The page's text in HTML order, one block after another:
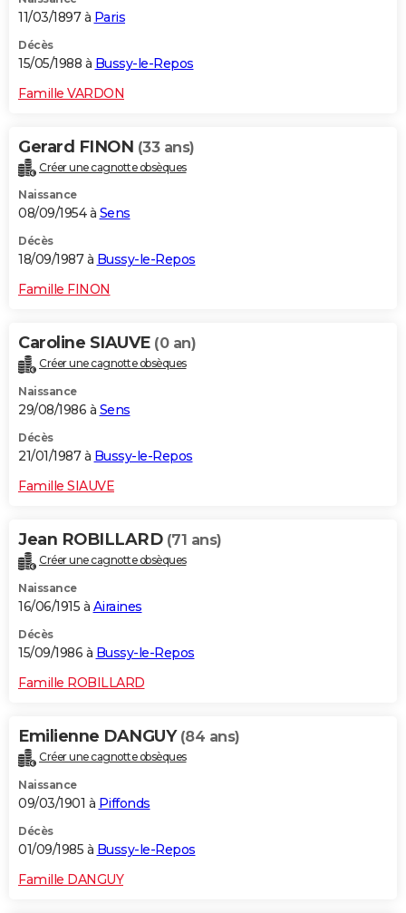
11/03/1897 à Paris
Décès
15/05/1988 à Bussy-le-Repos
Famille VARDON
Gerard FINON (33 ans)
Créer une cagnotte obsèques
Naissance
08/09/1954 à Sens
Décès
18/09/1987 à Bussy-le-Repos
Famille FINON
Caroline SIAUVE (0 an)
Créer une cagnotte obsèques
Naissance
29/08/1986 à Sens
Décès
21/01/1987 à Bussy-le-Repos
Famille SIAUVE
Jean ROBILLARD (71 ans)
Créer une cagnotte obsèques
Naissance
16/06/1915 à Airaines
Décès
15/09/1986 à Bussy-le-Repos
Famille ROBILLARD
Emilienne DANGUY (84 ans)
Créer une cagnotte obsèques
Naissance
09/03/1901 à Piffonds
Décès
01/09/1985 à Bussy-le-Repos
Famille DANGUY